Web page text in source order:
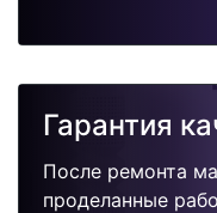
Гарантия
После ремонта
проделанные